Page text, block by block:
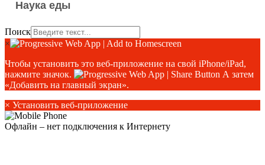
Наука еды
Поиск
×
Чтобы установить это веб-приложение на свой iPhone/iPad,
нажмите значок.
А затем
«Добавить на главный экран».
× Установить веб-приложение
Офлайн – нет подключения к Интернету